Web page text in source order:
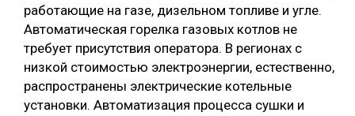
работающие на газе, дизельном топливе и угле.
Автоматическая горелка газовых котлов не
требует присутствия оператора. В регионах с
низкой стоимостью электроэнергии, естественно,
распространены электрические котельные
установки. Автоматизация процесса сушки и